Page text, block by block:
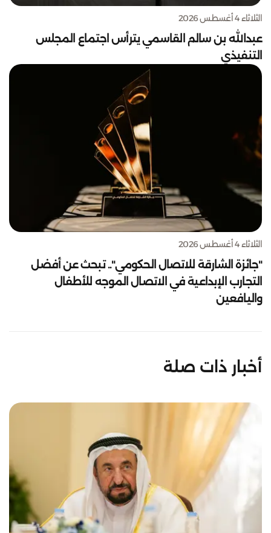
الثلاثاء 4 أغسطس 2026
عبدالله بن سالم القاسمي يترأس اجتماع المجلس
التنفيذي
الثلاثاء 4 أغسطس 2026
"جائزة الشارقة للاتصال الحكومي".. تبحث عن أفضل
التجارب الإبداعية في الاتصال الموجه للأطفال
واليافعين
أخبار ذات صلة